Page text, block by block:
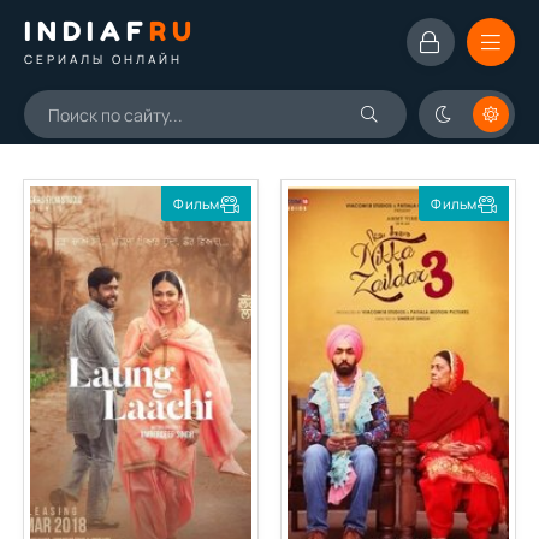
INDIAFRU
СЕРИАЛЫ ОНЛАЙН
Фильм Фильм